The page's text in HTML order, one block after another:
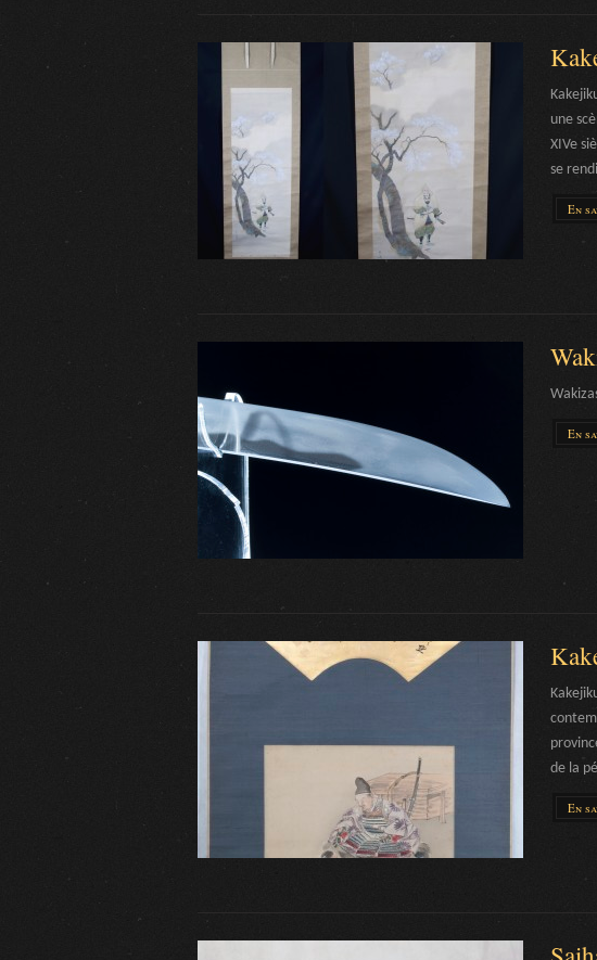
une
XIVe
se
En
En
de la
En